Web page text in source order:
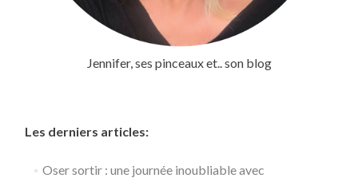
Jennifer, ses pinceaux et.. son blog
Les derniers articles:
Oser sortir : une journée inoubliable avec